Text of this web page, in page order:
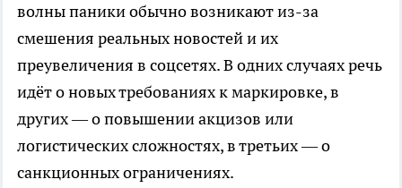
волны паники обычно возникают из-за
смешения реальных новостей и их
преувеличения в соцсетях. В одних случаях речь
идёт о новых требованиях к маркировке, в
других — о повышении акцизов или
логистических сложностях, в третьих — о
санкционных ограничениях.